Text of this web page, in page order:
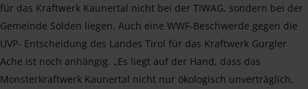
für das Kraftwerk Kaunertal nicht bei der TIWAG, sondern bei der
Gemeinde Sölden liegen. Auch eine WWF-Beschwerde gegen die
UVP- Entscheidung des Landes Tirol für das Kraftwerk Gurgler
Ache ist noch anhängig. „Es liegt auf der Hand, dass das
Monsterkraftwerk Kaunertal nicht nur ökologisch unverträglich,